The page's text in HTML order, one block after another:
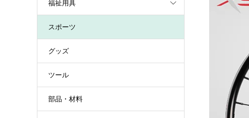
福祉用具
スポーツ
グッズ
ツール
部品・材料